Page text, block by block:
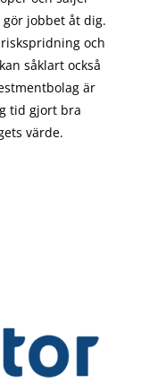
görjobbet åt dig.
och
såklart också
är
tid gjort bra
värde.